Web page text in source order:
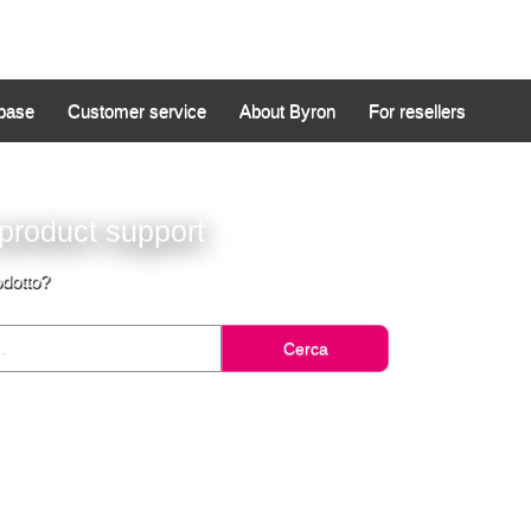
Customer service About Byron For resellers
support
Cerca